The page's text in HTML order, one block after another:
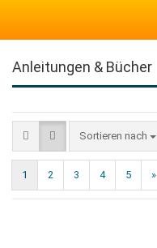
Anleitungen & Bücher
Sortieren nach
1 2 3 4 5 »